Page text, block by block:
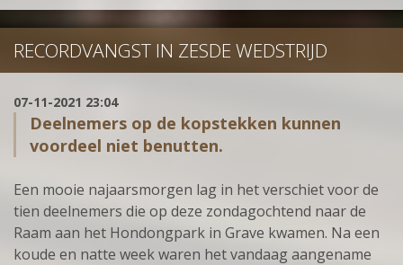
RECORDVANGST IN ZESDE WEDSTRIJD
07-11-2021 23:04
Deelnemers op de kopstekken kunnen
voordeel niet benutten.
Een mooie najaarsmorgen lag in het verschiet voor de
tien deelnemers die op deze zondagochtend naar de
Raam aan het Hondongpark in Grave kwamen. Na een
koude en natte week waren het vandaag aangename